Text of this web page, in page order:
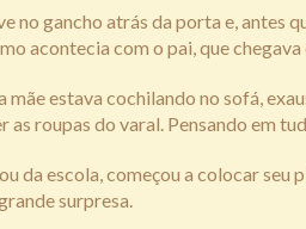
no gancho atrás da porta e, antes
acontecia com o pai, que
mãe estava cochilando no sofá,
as roupas do varal. Pensando em
da escola, começou a colocar seu
surpresa.